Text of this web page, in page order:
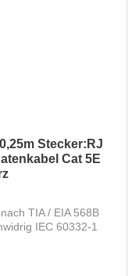
Stecker:RJ
Cat 5E
TIA / EIA 568B
IEC 60332-1